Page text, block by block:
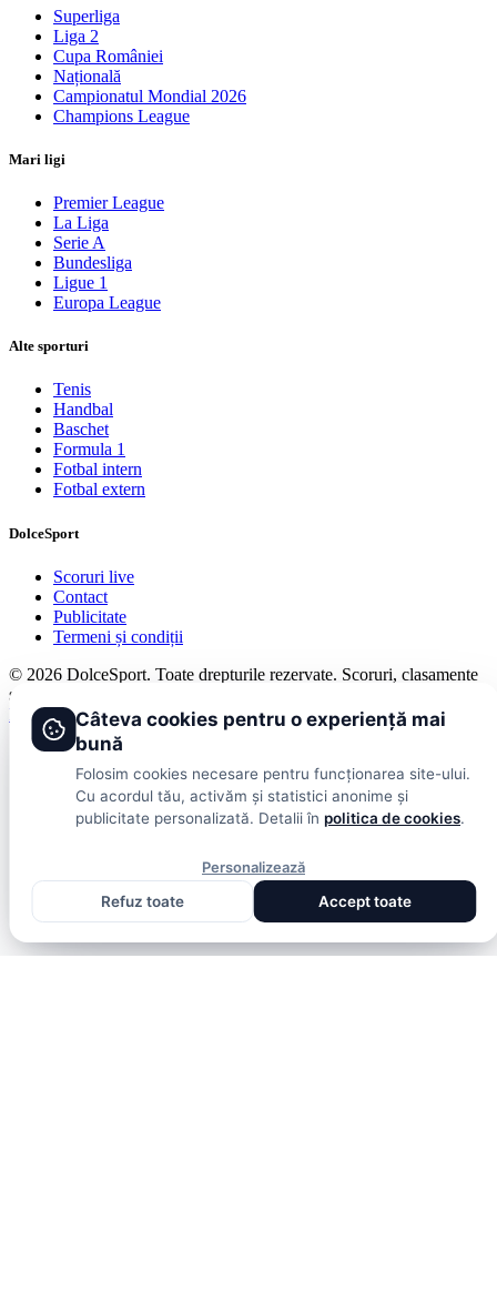
Superliga
Liga 2
Cupa României
Națională
Campionatul Mondial 2026
Champions League
Mari ligi
Premier League
La Liga
Serie A
Bundesliga
Ligue 1
Europa League
Alte sporturi
Tenis
Handbal
Baschet
Formula 1
Fotbal intern
Fotbal extern
DolceSport
Scoruri live
Contact
Publicitate
Termeni și condiții
© 2026 DolceSport. Toate drepturile rezervate. Scoruri, clasamente
și analize din toate competițiile
Fotbal intern Fotbal extern Scoruri live
Câteva cookies pentru o experiență mai
bună
Folosim cookies necesare pentru funcționarea site-ului.
Cu acordul tău, activăm și statistici anonime și
publicitate personalizată. Detalii în politica de cookies.
Personalizează
Refuz toate
Accept toate